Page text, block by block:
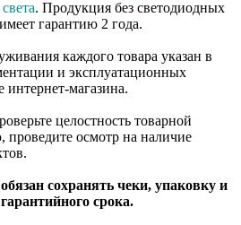
. Продукция без светодиодных
гарантию 2 года.
каждого товара указан в
и эксплуатационных
интернет-магазина.
целостность товарной
проведите осмотр на наличие
сохранять чеки, упаковку и
срока.